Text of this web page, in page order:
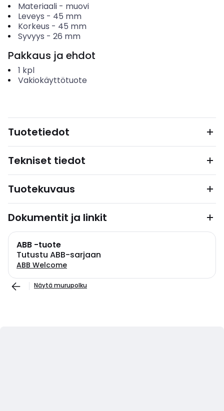
Materiaali- muovi
Leveys - 45 mm
Korkeus - 45 mm
Syvyys - 26 mm
Pakkaus ja ehdot
1 kpl
Vakiokäyttötuote
Tuotetiedot
Tekniset tiedot
Tuotekuvaus
Dokumentit ja linkit
ABB -tuote
Tutustu ABB-sarjaan
ABB Welcome
Näytä murupolku